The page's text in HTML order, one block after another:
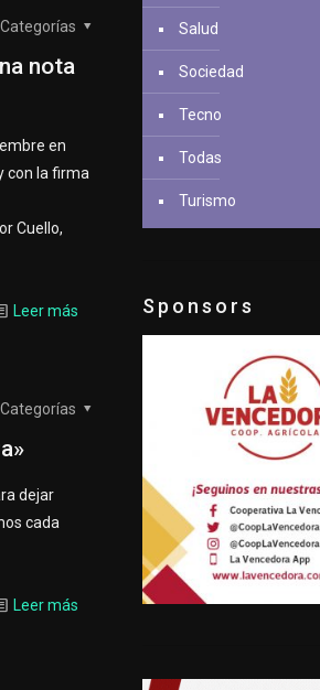
Categorías
nota
en
con la firma
Cuello,
Leer más
Categorías
dejar
cada
Leer más
Salud
Sociedad
Tecno
Todas
Turismo
Sponsors